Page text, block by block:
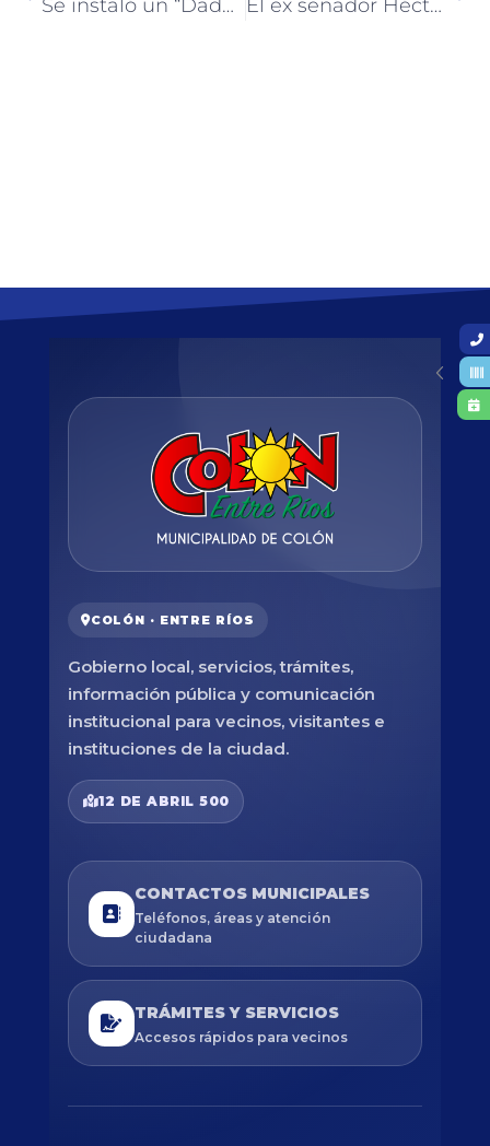
Se instaló un “Dado de la Paz” en el balneario Inkier de Colón El ex senador Héctor Maya fue recibido por el Intendente de Colón José Luis Walser
COLÓN · ENTRE RÍOS
Gobierno local, servicios, trámites,
información pública y comunicación
institucional para vecinos, visitantes e
instituciones de la ciudad.
12 DE ABRIL 500
CONTACTOS MUNICIPALES
Teléfonos, áreas y atención
ciudadana
TRÁMITES Y SERVICIOS
Accesos rápidos para vecinos